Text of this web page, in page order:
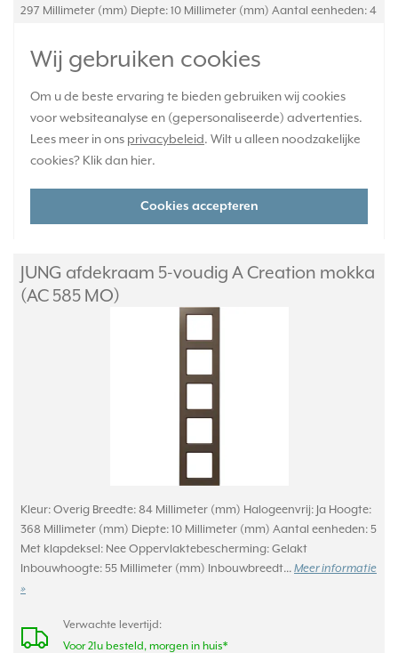
Wij gebruiken cookies
Om u de beste ervaring te bieden gebruiken wij cookies
voor websiteanalyse en (gepersonaliseerde) advertenties.
Lees meer in ons privacybeleid. Wilt u alleen noodzakelijke
cookies? Klik dan hier.
Cookies accepteren
297 Millimeter (mm) Diepte: 10 Millimeter (mm) Aantal eenheden: 4
Inbouwhoogte: 55 Millimeter (mm) Inbouwbreedt...
Verwachte levertijd:
Voor 21u besteld, morgen in huis*
Huidige voorraad:
+
-
JUNG afdekraam 5-voudig A Creation mokka
(AC 585 MO)
Kleur: Overig Breedte: 84 Millimeter (mm) Halogeenvrij: Ja Hoogte:
368 Millimeter (mm) Diepte: 10 Millimeter (mm) Aantal eenheden: 5
Met klapdeksel: Nee Oppervlaktebescherming: Gelakt
Inbouwhoogte: 55 Millimeter (mm) Inbouwbreedt... Meer informatie
»
Verwachte levertijd:
Voor 21u besteld, morgen in huis*